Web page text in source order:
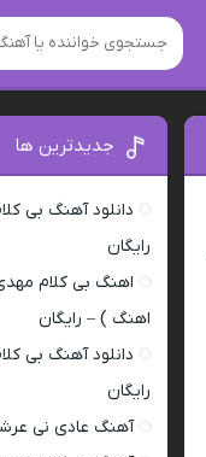
جدیدترین ها
دانلود آهنگ بی
رایگان
اهنگ بی کلام
اهنگ ) – رایگان
دانلود آهنگ بی
رایگان
آهنگ عادی نی